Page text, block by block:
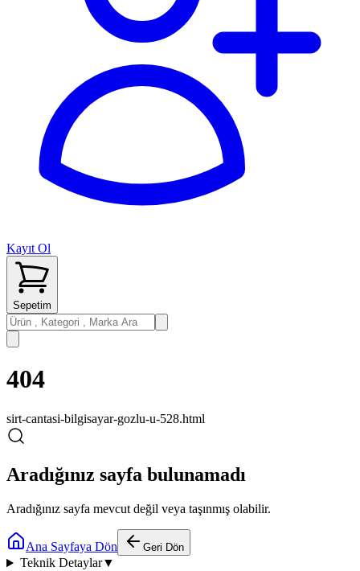
Kayıt Ol
Sepetim
404
sirt-cantasi-bilgisayar-gozlu-u-528.html
Aradığınız sayfa bulunamadı
Aradığınız sayfa mevcut değil veya taşınmış olabilir.
Ana Sayfaya Dön Geri Dön
Teknik Detaylar▼